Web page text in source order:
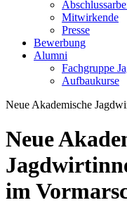
Mitwirkende
Presse
Bewerbung
Alumni
Fachgruppe
Aufbaukurse
Neue Akademische
Neue
im